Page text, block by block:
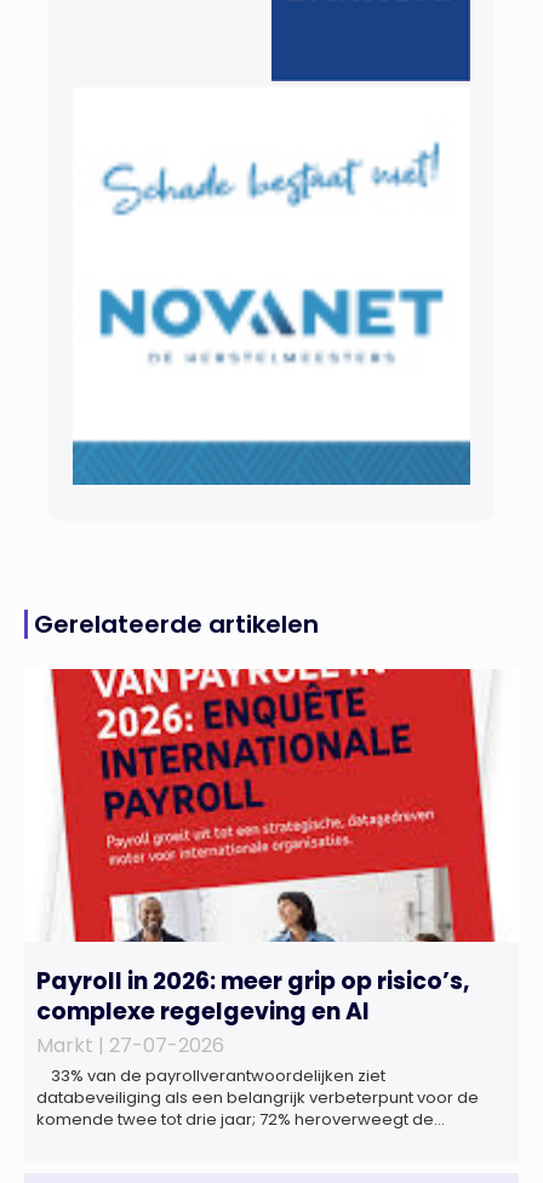
Gerelateerde artikelen
Payroll in 2026: meer grip op risico’s,
complexe regelgeving en AI
Markt | 27-07-2026
33% van de payrollverantwoordelijken ziet
databeveiliging als een belangrijk verbeterpunt voor de
komende twee tot drie jaar; 72% heroverweegt de